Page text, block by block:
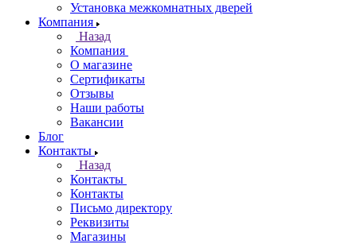
Установка межкомнатных дверей
Компания
Назад
Компания
О магазине
Сертификаты
Отзывы
Наши работы
Вакансии
Блог
Контакты
Назад
Контакты
Контакты
Письмо директору
Реквизиты
Магазины